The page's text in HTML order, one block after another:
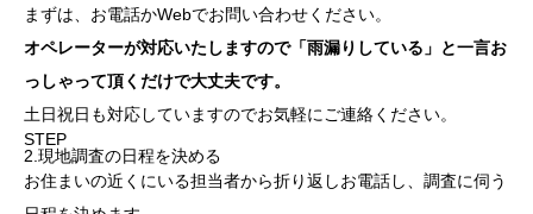
まずは、お電話かWebでお問い合わせください。
オペレーターが対応いたしますので「雨漏りしている」と一言お
っしゃって頂くだけで大丈夫です。
土日祝日も対応していますのでお気軽にご連絡ください。
STEP
2.現地調査の日程を決める
お住まいの近くにいる担当者から折り返しお電話し、調査に伺う